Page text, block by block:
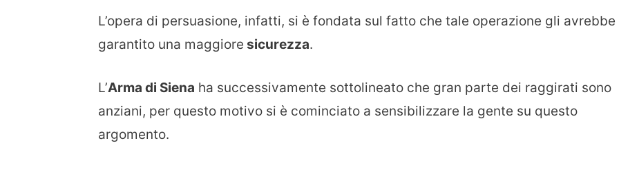
L’opera di persuasione, infatti, si è fondata sul fatto che tale operazione gli avrebbe
garantito una maggiore sicurezza.
L’Arma di Siena ha successivamente sottolineato che gran parte dei raggirati sono
anziani, per questo motivo si è cominciato a sensibilizzare la gente su questo
argomento.